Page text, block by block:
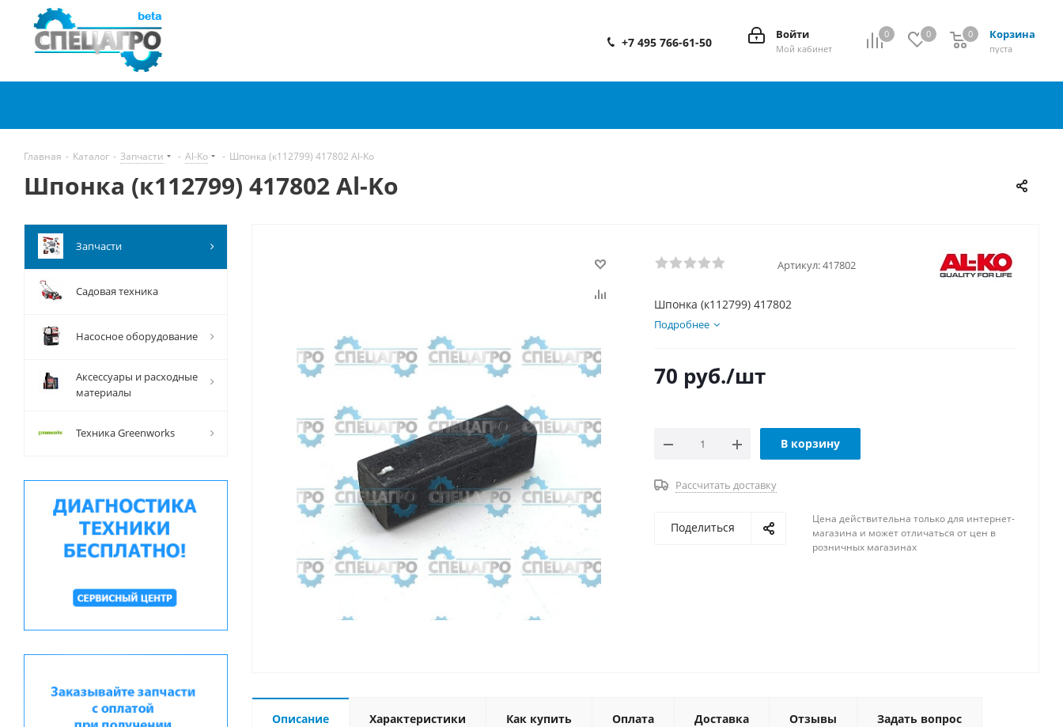
0 0 Корзина
0
пуста
0
Войти
Мой кабинет
+7 495 766-61-50
Главная - Каталог - Запчасти - Al-Ko - Шпонка (к112799) 417802 Al-Ko
Шпонка (к112799) 417802 Al-Ko
Артикул:417802
Шпонка (к112799) 417802
Подробнее
70 руб./шт
В корзину
Рассчитать доставку
Поделиться
Цена действительна только для интернет-
магазина и может отличаться от цен в
розничных магазинах
Описание Характеристики Как купить Оплата Доставка Отзывы Задать вопрос
Запчасти
Садовая техника
Насосное оборудование
Аксессуары и расходные
материалы
Техника Greenworks